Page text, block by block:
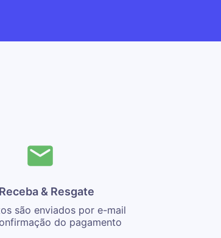
& Resgate
são enviados por e-mail
do pagamento